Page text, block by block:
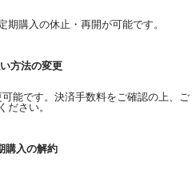
購入の休止・再開が可能です。
方法の変更
能です。決済手数料をご確認の上、ご
ださい。
購入の解約